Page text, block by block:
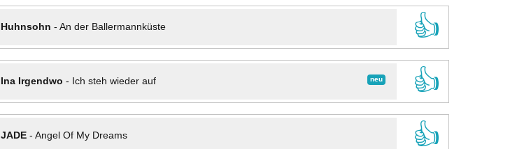
Huhnsohn - An der Ballermannküste
👍
neu
Ina Irgendwo - Ich steh wieder auf
👍
JADE- Angel Of My Dreams
👍